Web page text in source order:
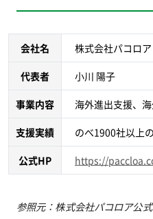
会社名 株式会社パコロア
代表者 小川 陽子
事業内容 海外進出支援、
支援実績 のべ1900社以上
公式HP https://
参照元：株式会社パコロア